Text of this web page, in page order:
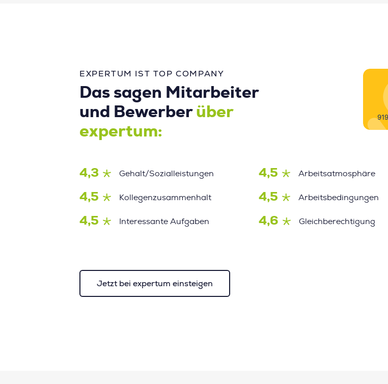
EXPERTUM IST TOP COMPANY
Das sagen Mitarbeiter
und Bewerber über
expertum:
4,3 Gehalt/Sozialleistungen 4,5 Arbeitsatmosphäre
4,5 Kollegenzusammenhalt 4,5 Arbeitsbedingungen
4,5 Interessante Aufgaben 4,6 Gleichberechtigung
Jetzt bei expertum einsteigen